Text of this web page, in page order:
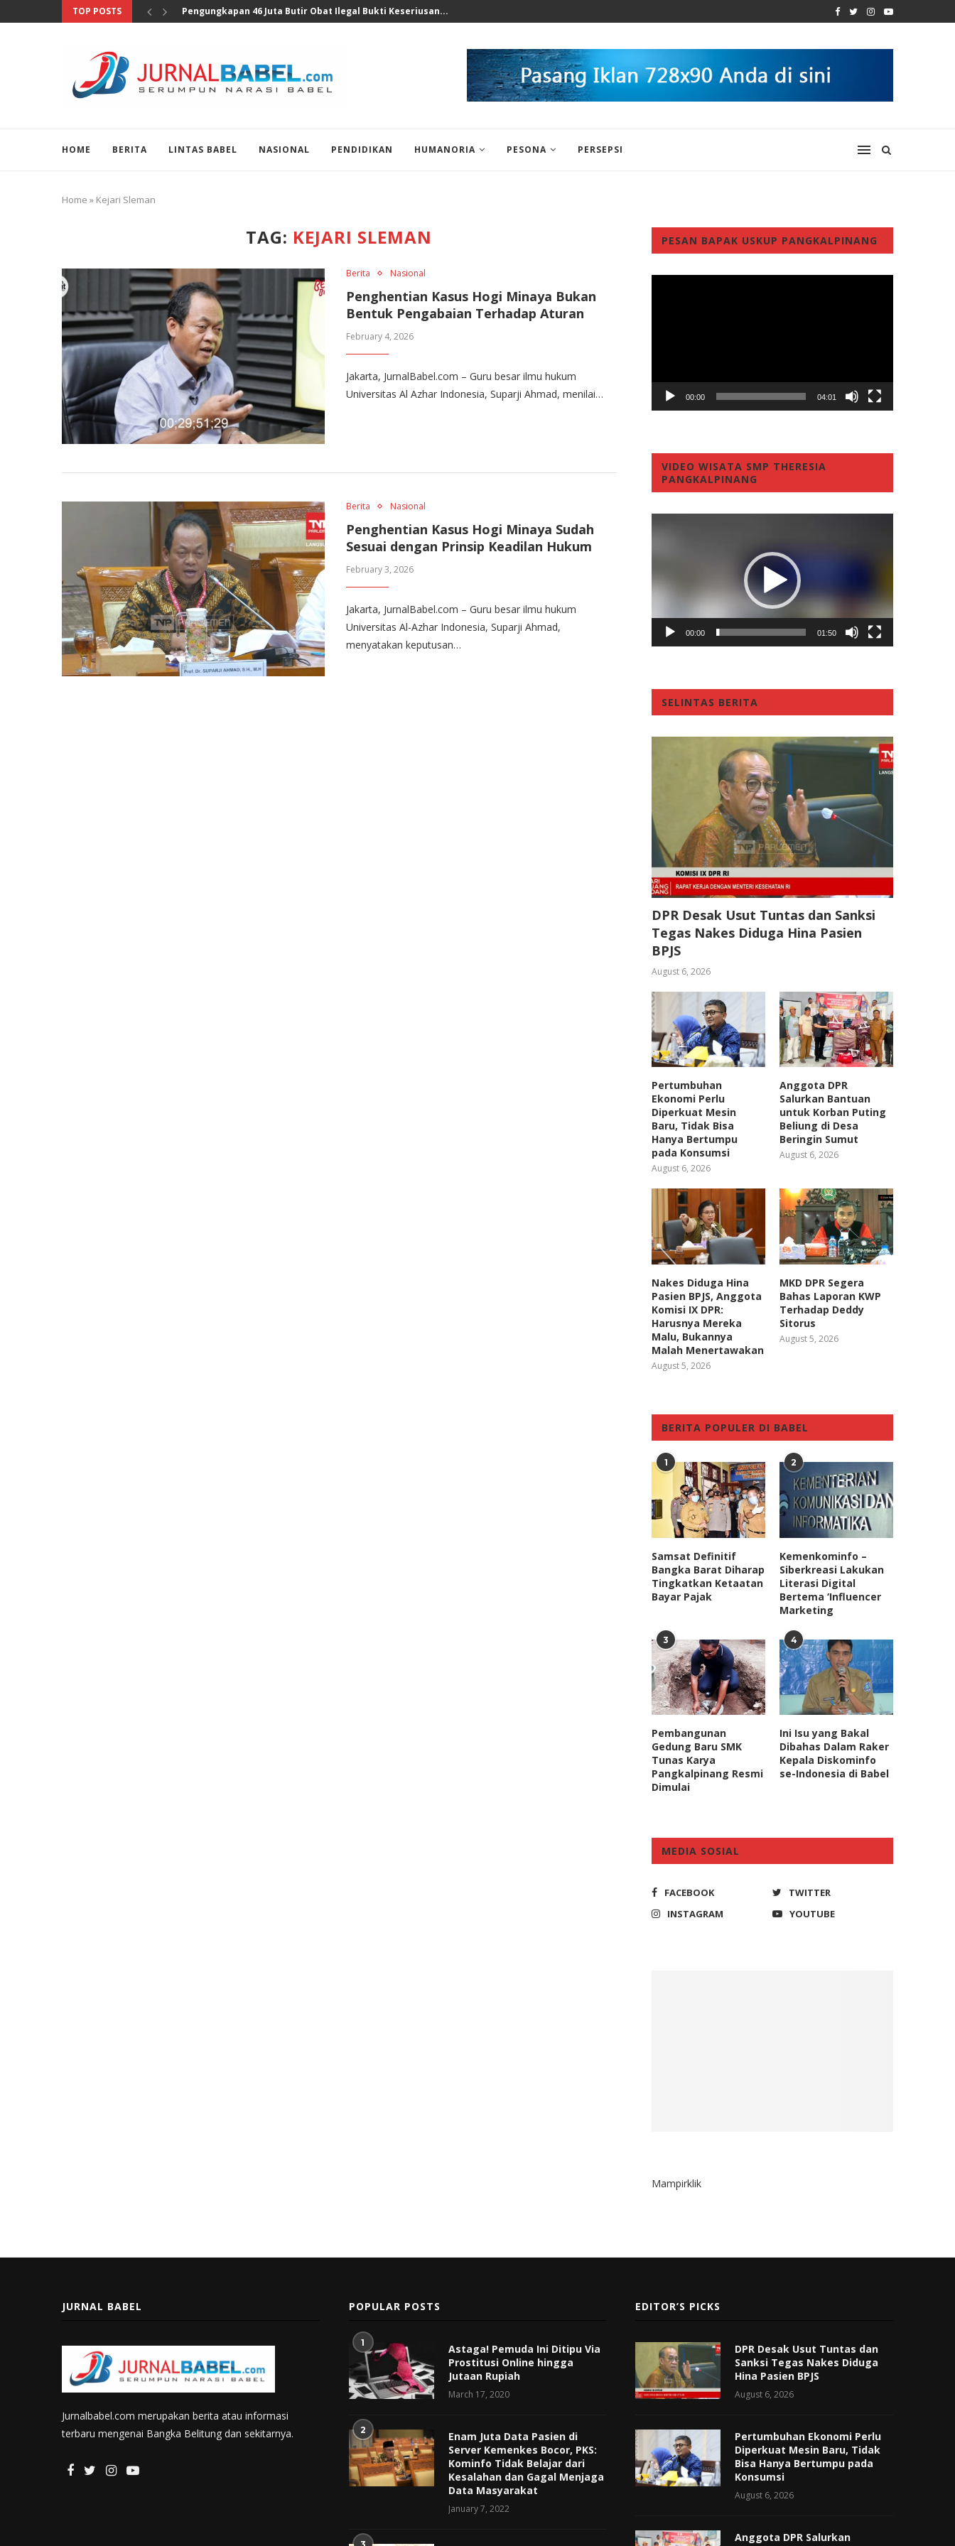
TOP POSTS Anggota DPR Sebut Sensus Ekonomi 2026 Bukan Untuk...
HOME BERITA LINTAS BABEL NASIONAL PENDIDIKAN HUMANORIA PESONA PERSEPSI
Home » Kejari Sleman
TAG: KEJARI SLEMAN
Berita Nasional
Penghentian Kasus Hogi Minaya Bukan
Bentuk Pengabaian Terhadap Aturan
February 4, 2026
Jakarta, JurnalBabel.com – Guru besar ilmu hukum
Universitas Al Azhar Indonesia, Suparji Ahmad, menilai…
Berita Nasional
Penghentian Kasus Hogi Minaya Sudah
Sesuai dengan Prinsip Keadilan Hukum
February 3, 2026
Jakarta, JurnalBabel.com – Guru besar ilmu hukum
Universitas Al-Azhar Indonesia, Suparji Ahmad,
menyatakan keputusan…
PESAN BAPAK USKUP PANGKALPINANG
00:00 04:01
VIDEO WISATA SMP THERESIA
PANGKALPINANG
00:00 01:50
SELINTAS BERITA
DPR Desak Usut Tuntas dan Sanksi
Tegas Nakes Diduga Hina Pasien
BPJS
August 6, 2026
Pertumbuhan
Ekonomi Perlu
Diperkuat Mesin
Baru, Tidak Bisa
Hanya Bertumpu
pada Konsumsi
August 6, 2026
Anggota DPR
Salurkan Bantuan
untuk Korban Puting
Beliung di Desa
Beringin Sumut
August 6, 2026
Nakes Diduga Hina
Pasien BPJS, Anggota
Komisi IX DPR:
Harusnya Mereka
Malu, Bukannya
Malah Menertawakan
August 5, 2026
MKD DPR Segera
Bahas Laporan KWP
Terhadap Deddy
Sitorus
August 5, 2026
BERITA POPULER DI BABEL
1
Samsat Definitif
Bangka Barat Diharap
Tingkatkan Ketaatan
Bayar Pajak
2
Kemenkominfo –
Siberkreasi Lakukan
Literasi Digital
Bertema ‘Influencer
Marketing
3
Pembangunan
Gedung Baru SMK
Tunas Karya
Pangkalpinang Resmi
Dimulai
4
Ini Isu yang Bakal
Dibahas Dalam Raker
Kepala Diskominfo
se-Indonesia di Babel
MEDIA SOSIAL
FACEBOOK
TWITTER
INSTAGRAM
YOUTUBE
Mampirklik
JURNAL BABEL
Jurnalbabel.com merupakan berita atau informasi
terbaru mengenai Bangka Belitung dan sekitarnya.
POPULAR POSTS
1
Astaga! Pemuda Ini Ditipu Via
Prostitusi Online hingga
Jutaan Rupiah
March 17, 2020
2
Enam Juta Data Pasien di
Server Kemenkes Bocor, PKS:
Kominfo Tidak Belajar dari
Kesalahan dan Gagal Menjaga
Data Masyarakat
January 7, 2022
EDITOR’S PICKS
DPR Desak Usut Tuntas dan
Sanksi Tegas Nakes Diduga
Hina Pasien BPJS
August 6, 2026
Pertumbuhan Ekonomi Perlu
Diperkuat Mesin Baru, Tidak
Bisa Hanya Bertumpu pada
Konsumsi
August 6, 2026
Anggota DPR Salurkan